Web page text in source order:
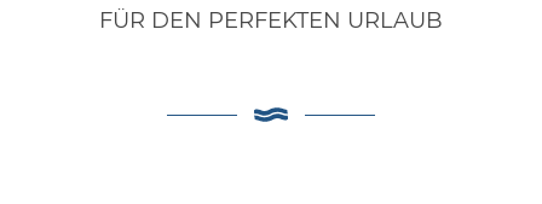
FÜR DEN PERFEKTEN URLAUB